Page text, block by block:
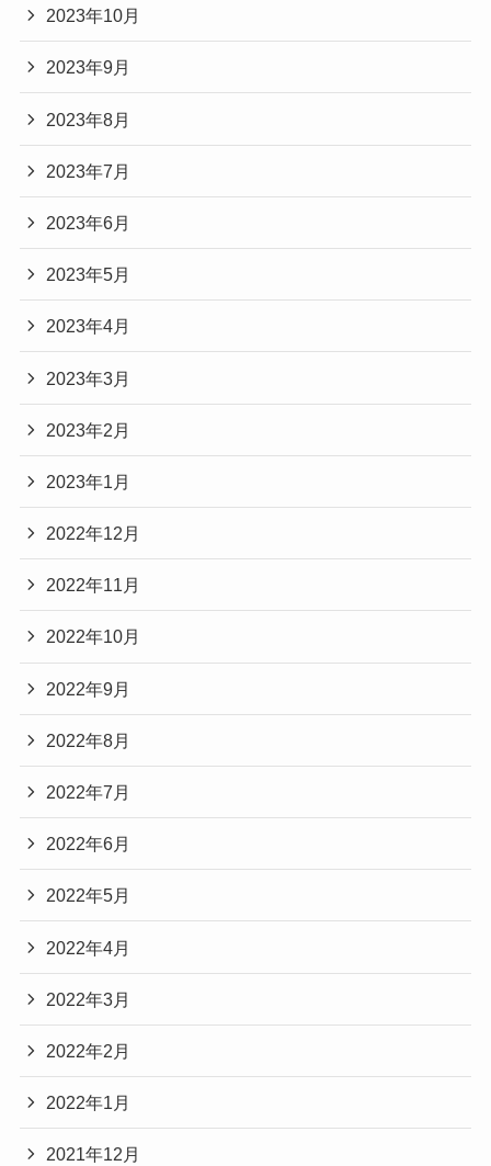
2023年10月
2023年9月
2023年8月
2023年7月
2023年6月
2023年5月
2023年4月
2023年3月
2023年2月
2023年1月
2022年12月
2022年11月
2022年10月
2022年9月
2022年8月
2022年7月
2022年6月
2022年5月
2022年4月
2022年3月
2022年2月
2022年1月
2021年12月